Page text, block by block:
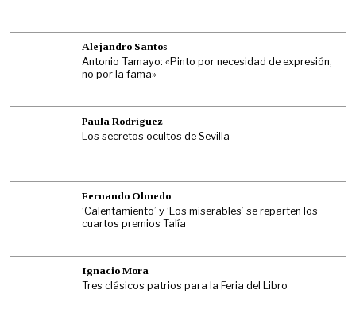
Alejandro Santos
Antonio Tamayo: «Pinto por necesidad de expresión,
no por la fama»
Paula Rodríguez
Los secretos ocultos de Sevilla
Fernando Olmedo
‘Calentamiento’ y ‘Los miserables’ se reparten los
cuartos premios Talía
Ignacio Mora
Tres clásicos patrios para la Feria del Libro